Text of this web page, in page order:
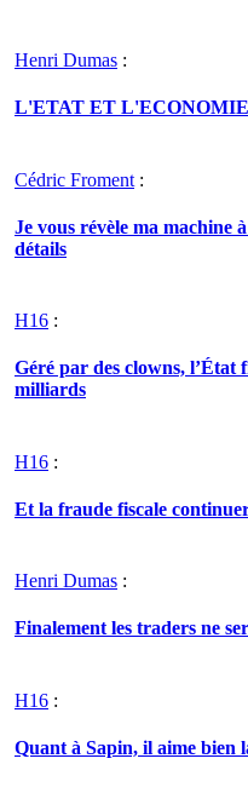
Henri Dumas :
L'ETAT ET L'ECONOMIE
Cédric Froment :
Je vous révèle ma machine
détails
H16 :
Géré par des clowns, l’État
milliards
H16 :
Et la fraude fiscale
Henri Dumas :
Finalement les traders ne
H16 :
Quant à Sapin, il aime bien